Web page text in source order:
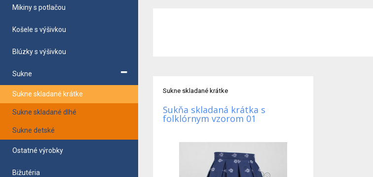
Mikiny s potlačou
Košele s výšivkou
Blúzky s výšivkou
Sukne
Sukne skladané krátke
Sukne skladané dlhé
Sukne detské
Ostatné výrobky
Bižutéria
Sukne skladané krátke
Sukňa skladaná krátka s
folklórnym vzorom 01